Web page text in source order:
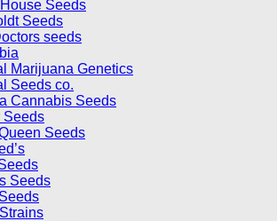
Seeds
Seeds
seeds
Marijuana Genetics
Seeds co.
Cannabis Seeds
Seeds
Seeds
Seeds